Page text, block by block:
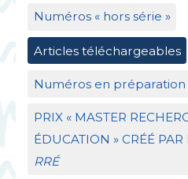
Numéros « hors série »
Articles téléchargeables
Numéros en préparation
PRIX« MASTER
ÉDUCATION » CRÉÉ PAR
RRÉ